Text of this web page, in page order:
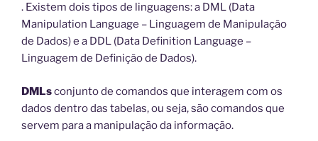
. Existem dois tipos de linguagens: a DML (Data
Manipulation Language – Linguagem de Manipulação
de Dados) e a DDL (Data Definition Language –
Linguagem de Definição de Dados).
DMLsconjunto de comandos que interagem com os
dados dentro das tabelas, ou seja, são comandos que
servem para a manipulação da informação.